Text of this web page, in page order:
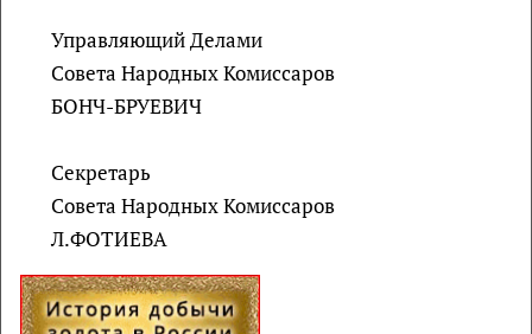
Управляющий Делами
Совета Народных Комиссаров
БОНЧ-БРУЕВИЧ
Секретарь
Совета Народных Комиссаров
Л.ФОТИЕВА